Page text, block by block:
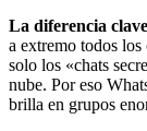
La diferencia
a extremo todos
solo los «chats
nube. Por eso
brilla en grupos